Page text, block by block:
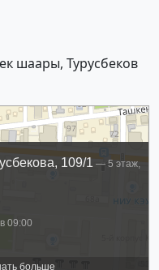
шаары, Турусбеков